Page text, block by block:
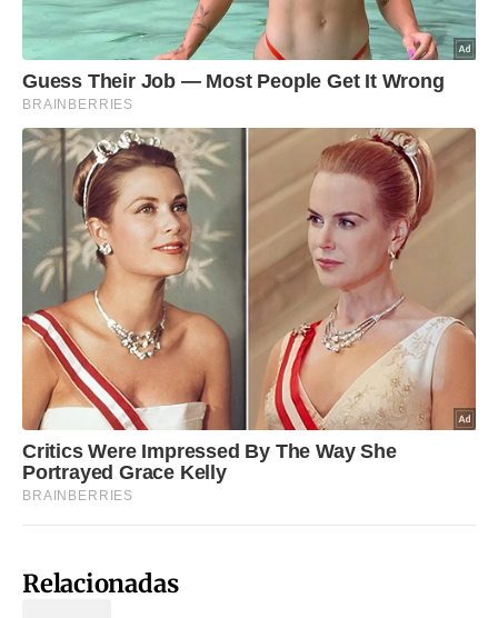
Relacionadas